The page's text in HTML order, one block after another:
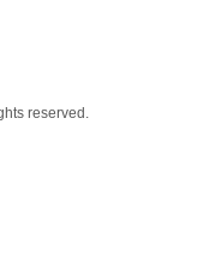
reserved.